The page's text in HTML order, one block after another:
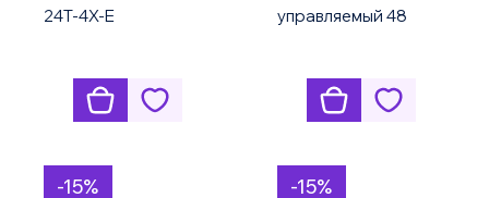
24T-4X-E
управляемый 48
-15% -15%